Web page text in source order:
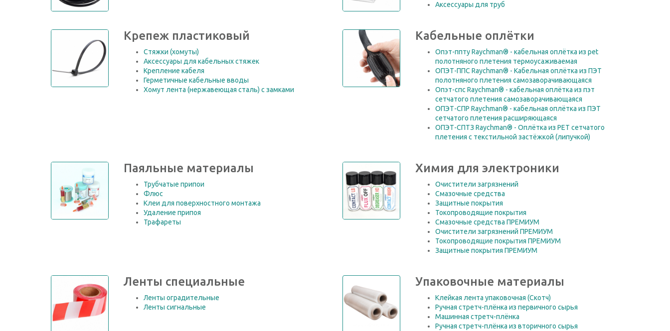
Аксессуары для труб
Крепеж пластиковый
Стяжки (хомуты)
Аксессуары для кабельных стяжек
Крепление кабеля
Герметичные кабельные вводы
Хомут лента (нержавеющая сталь) с замками
Кабельные оплётки
Опэт-ппту Raychman® - кабельная оплётка из pet
полотняного плетения термоусаживаемая
ОПЭТ-ППС Raychman® - Кабельная оплётка из ПЭТ
полотняного плетения самозаворачивающаяся
Опэт-спс Raychman® - кабельная оплётка из пэт
сетчатого плетения самозаворачивающаяся
ОПЭТ-СПР Raychman® - кабельная оплётка из ПЭТ
сетчатого плетения расширяющаяся
ОПЭТ-СПТЗ Raychman® - Оплётка из PET сетчатого
плетения с текстильной застёжкой (липучкой)
Паяльные материалы
Трубчатые припои
Флюс
Клеи для поверхностного монтажа
Удаление припоя
Трафареты
Химия для электроники
Очистители загрязнений
Смазочные средства
Защитные покрытия
Токопроводящие покрытия
Смазочные средства ПРЕМИУМ
Очистители загрязнений ПРЕМИУМ
Токопроводящие покрытия ПРЕМИУМ
Защитные покрытия ПРЕМИУМ
Ленты специальные
Ленты оградительные
Ленты сигнальные
Упаковочные материалы
Клейкая лента упаковочная (Скотч)
Ручная стретч-плёнка из первичного сырья
Машинная стретч-плёнка
Ручная стретч-плёнка из вторичного сырья